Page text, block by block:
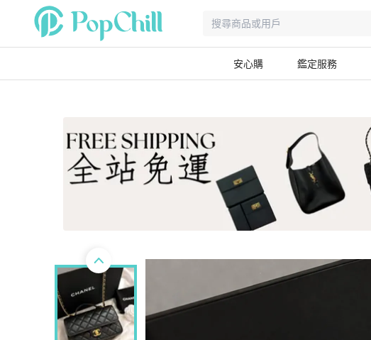
安心購 鑑定服務